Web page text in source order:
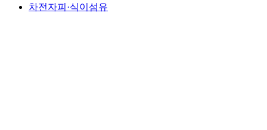
차전자피·식이섬유